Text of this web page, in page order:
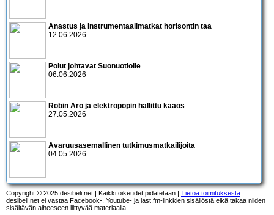
Anastus ja instrumentaalimatkat horisontin taa
12.06.2026
Polut johtavat Suonuotiolle
06.06.2026
Robin Aro ja elektropopin hallittu kaaos
27.05.2026
Avaruusasemallinen tutkimusmatkailijoita
04.05.2026
Copyright © 2025 desibeli.net | Kaikki oikeudet pidätetään | Tietoa toimituksesta
desibeli.net ei vastaa Facebook-, Youtube- ja last.fm-linkkien sisällöstä eikä takaa niiden
sisältävän aiheeseen liittyvää materiaalia.